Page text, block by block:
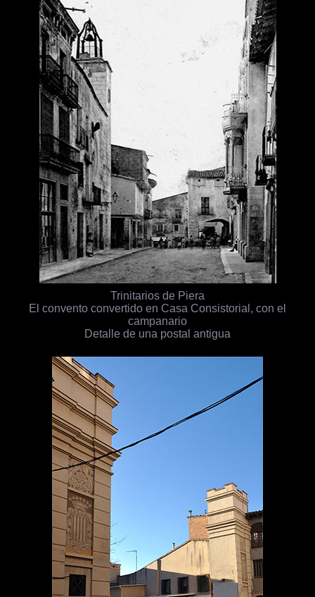
Trinitarios de Piera
El convento convertido en Casa Consistorial, con el
campanario
Detalle de una postal antigua